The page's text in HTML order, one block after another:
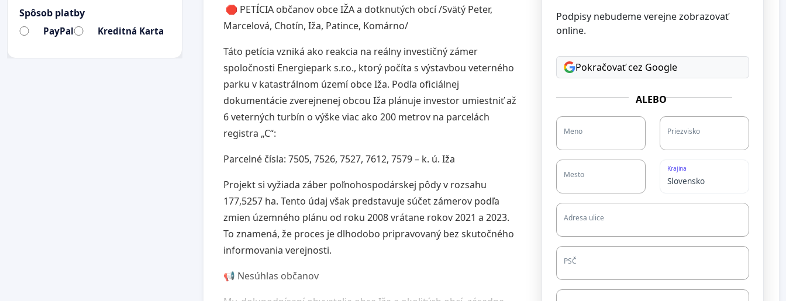
🛑 PETÍCIA občanov obce IŽA a dotknutých obcí /Svätý Peter,
Marcelová, Chotín, Iža, Patince, Komárno/
Táto petícia vzniká ako reakcia na reálny investičný zámer
spoločnosti Energiepark s.r.o., ktorý počíta s výstavbou veterného
parku v katastrálnom území obce Iža. Podľa oficiálnej
dokumentácie zverejnenej obcou Iža plánuje investor umiestniť až
6 veterných turbín o výške viac ako 200 metrov na parcelách
registra „C“:
Parcelné čísla: 7505, 7526, 7527, 7612, 7579 – k. ú. Iža
Projekt si vyžiada záber poľnohospodárskej pôdy v rozsahu
177,5257 ha. Tento údaj však predstavuje súčet zámerov podľa
zmien územného plánu od roku 2008 vrátane rokov 2021 a 2023.
To znamená, že proces je dlhodobo pripravovaný bez skutočného
informovania verejnosti.
📢 Nesúhlas občanov
Podpisy nebudeme verejne zobrazovať
online.
Pokračovať cez Google
ALEBO
Meno Priezvisko
Mesto
Krajina
Adresa ulice
PSČ
Spôsob platby
PayPal Kreditná Karta